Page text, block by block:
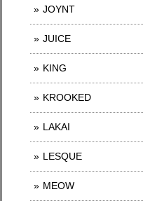
JOYNT
JUICE
KING
KROOKED
LAKAI
LESQUE
MEOW